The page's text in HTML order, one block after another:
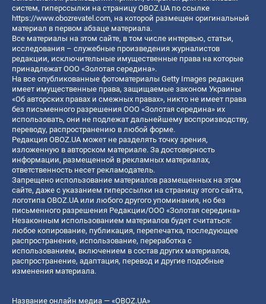
систем, гиперссылки на страницу OBOZ.UA по ссылке
https://www.obozrevatel.com, на которой размещен оригинальный
материал в первом абзаце материала.
Все материалы на этом сайте, в том числе интервью, статьи,
исследования – служебные произведения журналистов
редакции, исключительные имущественные права на которые
принадлежат ООО «Золотая середина».
На все опубликованные фотоматериалы Getty Images редакция
имеет имущественные права, защищаемые законом Украины
«Об авторских правах и смежных правах», никто не имеет права
без письменного разрешения ООО «Золотая середина» их
использовать, они не подлежат дальнейшему воспроизводству,
переводу, распространению в любой форме.
Редакция OBOZ.UA может не разделять точку зрения,
изложенную в авторском материале. За достоверность
информации, размещенной в рекламных материалах,
ответственность несет рекламодатель.
Запрещено использование материалов размещенных на этом
сайте, даже с указанием гиперссылки на страницу этого сайта,
логотипа OBOZ.UA или любого другого упоминания, но без
письменного разрешения Редакции/ООО «Золотая середина»
Незаконным использованием материалов будет считаться:
любое копирование, публикация, перепечатка, последующее
распространение, использование, переработка с
использованием, включением в состав других материалов,
распространение, адаптация, перевод и другие подобные
изменения материала.
Название онлайн медиа — «OBOZ.UA»